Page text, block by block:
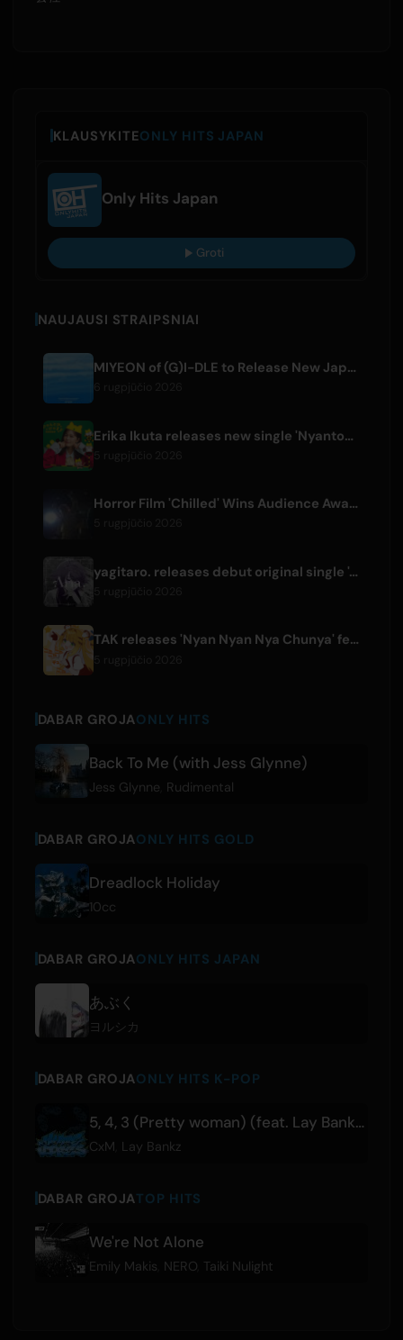
KLAUSYKITEONLY HITS JAPAN
Only Hits Japan
Groti
NAUJAUSI STRAIPSNIAI
MIYEON of (G)I-DLE to Release New Japanese Digital Single 'RUN AWAY'
Erika Ikuta releases new single 'Nyantokanyaruru' for children's book 'Fumikiri Neko'
Horror Film 'Chilled' Wins Audience Award at Fantasia Festival
yagitaro. releases debut original single 'Aria.' with Suda Keina
TAK releases 'Nyan Nyan Nya Chunya' featuring Kotoha for Zenless Zone Zero
DABAR GROJAONLY HITS
Back To Me (with Jess Glynne)
Jess Glynne Rudimental
DABAR GROJAONLY HITS GOLD
Dreadlock Holiday
10cc
DABAR GROJAONLY HITS JAPAN
あぶく
ヨルシカ
DABAR GROJAONLY HITS K-POP
5, 4, 3 (Pretty woman) (feat. Lay Bankz)
CxM Lay Bankz
DABAR GROJATOP HITS
We're Not Alone
Emily Makis NERO, Taiki Nulight